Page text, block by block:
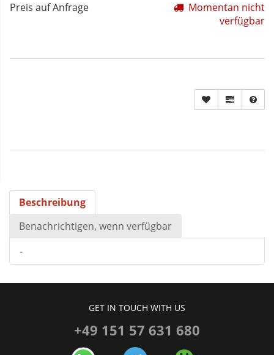
Preis auf Anfrage
Momentan nicht
verfügbar
Beschreibung
Benachrichtigen, wenn verfügbar
-
GET IN TOUCH WITH US
+49 151 57 631 680